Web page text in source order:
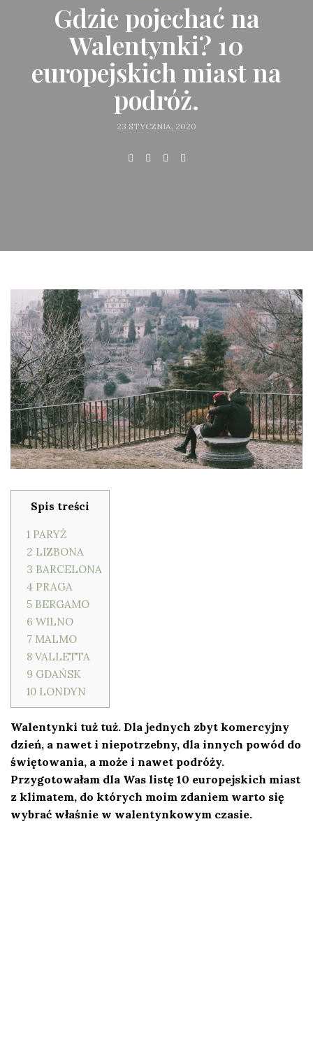
Gdzie pojechać na
Walentynki? 10
europejskich miast na
podróż.
23 STYCZNIA, 2020
Spis treści
1 PARYŻ
2 LIZBONA
3 BARCELONA
4 PRAGA
5 BERGAMO
6 WILNO
7 MALMO
8 VALLETTA
9 GDAŃSK
10 LONDYN
Walentynki tuż tuż. Dla jednych zbyt komercyjny
dzień, a nawet i niepotrzebny, dla innych powód do
świętowania, a może i nawet podróży.
Przygotowałam dla Was listę 10 europejskich miast
z klimatem, do których moim zdaniem warto się
wybrać właśnie w walentynkowym czasie.